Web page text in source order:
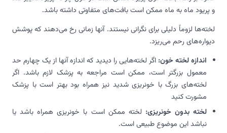
و پریود ماه به ماه ممکن است بافت‌های متفاوتی داشته باشد.
لخته‌ها لزوماً دلیلی برای نگرانی نیستند. آنها زمانی رخ می‌دهند که پوشش
دیواره‌های رحم می‌ریزد.
اندازه لخته خون:اگر لخته‌هایی را دیدید که اندازه آنها از یک چهارم حد
معمول بزرگتر است، ممکن است مراجعه به پزشک لازم باشد. اگر
لخته‌های بزرگ با خونریزی شدید نیز همراه بود بهتر است با پزشک
مشورت کنید
لخته بدون خونریزی: لخته ممکن است با خونریزی همراه باشد یا
نباشد این موضوع طبیعی است.